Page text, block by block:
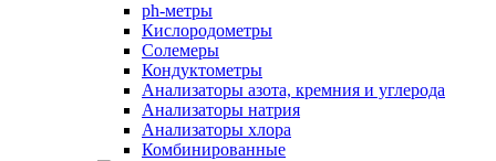
ph-метры
Кислородометры
Солемеры
Кондуктометры
Анализаторы азота, кремния и углерода
Анализаторы натрия
Анализаторы хлора
Комбинированные